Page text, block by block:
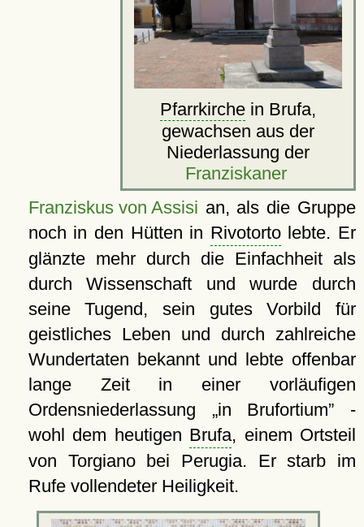
Pfarrkirche in Brufa,
gewachsen aus der
Niederlassung der
Franziskaner
Franziskus von Assisi an, als die Gruppe
noch in den Hütten in Rivotortolebte. Er
glänzte mehr durch die Einfachheit als
durch Wissenschaft und wurde durch
seine Tugend, sein gutes Vorbild für
geistliches Leben und durch zahlreiche
Wundertaten bekannt und lebte offenbar
lange Zeit in einer vorläufigen
Ordensniederlassung
in Brufortium
-
wohl dem heutigen Brufa, einem Ortsteil
von Torgiano bei Perugia. Er starb im
Rufe vollendeter Heiligkeit.